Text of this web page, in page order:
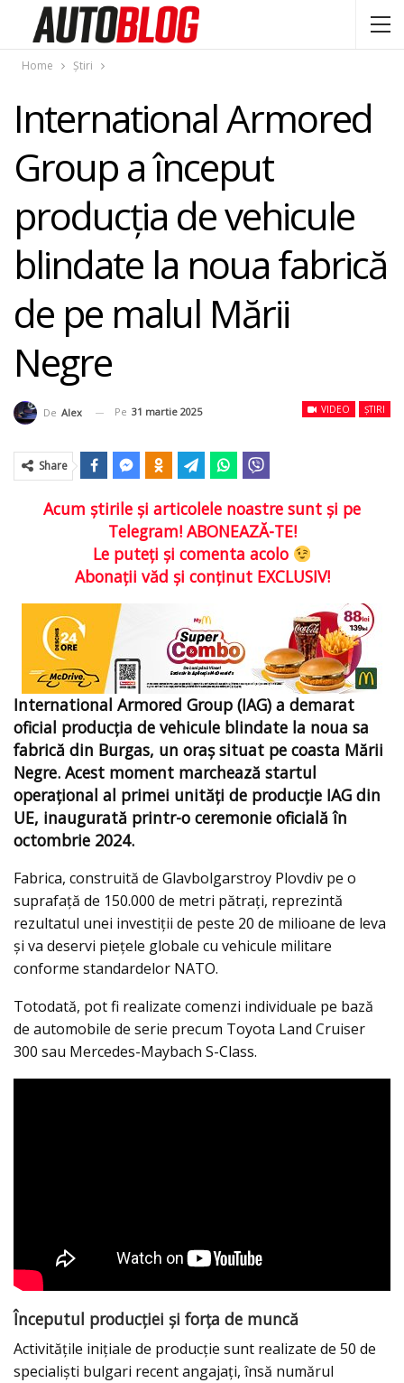
Home Știri
International Armored
Group a început
producția de vehicule
blindate la noua fabrică
de pe malul Mării
Negre
VIDEO ȘTIRI
De Alex Pe 31 martie 2025
Share
Acum ştirile şi articolele noastre sunt şi pe
Telegram! ABONEAZĂ-TE!
Le puteţi şi comenta acolo
Abonaţii văd şi conţinut EXCLUSIV!
International Armored Group (IAG) a demarat
oficial producția de vehicule blindate la noua sa
fabrică din Burgas, un oraș situat pe coasta Mării
Negre. Acest moment marchează startul
operațional al primei unități de producție IAG din
UE, inaugurată printr-o ceremonie oficială în
octombrie 2024.
Fabrica, construită de Glavbolgarstroy Plovdiv pe o
suprafață de 150.000 de metri pătrați, reprezintă
rezultatul unei investiții de peste 20 de milioane de leva
și va deservi piețele globale cu vehicule militare
conforme standardelor NATO.
Totodată, pot fi realizate comenzi individuale pe bază
de automobile de serie precum Toyota Land Cruiser
300 sau Mercedes-Maybach S-Class.
Începutul producției și forța de muncă
Activitățile inițiale de producție sunt realizate de 50 de
specialiști bulgari recent angajați, însă numărul